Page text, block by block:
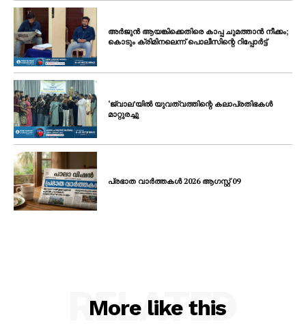
അർജുൻ ആയങ്കിക്കെതിരെ കാപ്പ ചുമത്താൻ നീക്കം;
കൊടും ക്രിമിനലെന്ന് പൊലീസിന്റെ റിപ്പോർട്ട്
‘ജ്വാല’യിൽ യുവത്വത്തിന്റെ കലാപ്രതിഭകൾ
മാറ്റുരച്ചു
പ്രഭാത വാർത്തകൾ 2026 ആഗസ്റ്റ് 09
More like this
RELATED